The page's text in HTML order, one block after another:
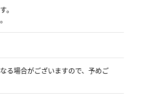
。
る場合がございますので、予めご